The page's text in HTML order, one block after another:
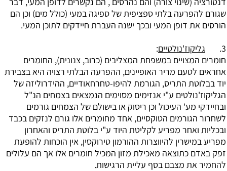
שגורם להפרעה בלתי ספציפית של ספיגה במעי (כולל מים) וכן הם
הורסים את דופן המעי ובכך ישנה העברת חיידקים לתוכן המעי.
3.
גליקוז'נולטיים:
חומרים המצויים במשפחת המצליבים (כרוב, צנונית), החומרים
אחראים לטעם מריר האופיינים, ההפרעה הבלתי רצויה היא בצבירת
יוד בבלוטת התריס, הגורמת להיפו-טחרחאודיים, ההידרוליזה של
הגליקוז'נולטים ע"י אנזימים מסוימים הנמצאים בצמחים הנ"ל
ובחיידקי מע' העיכול וכן ריסוק או בישולם של הצמחים גורמים
לשחרור הגורמים הטוקסיים, אחד מחומרים אלו גורם לנזקים בכבד
ובכליות ואחר מפריע לקליטת היוד ע"י בלוטת התריס והאחרון
מפריע במישרין להיווצרות ההורמון טירוקסין, אין הוכחות להופעת
זפק באדם כתוצאה מאכילת מזון המכיל חומרים אלו אך הם עלולים
להחמיר את מצבם בסף עליית הרגישות.